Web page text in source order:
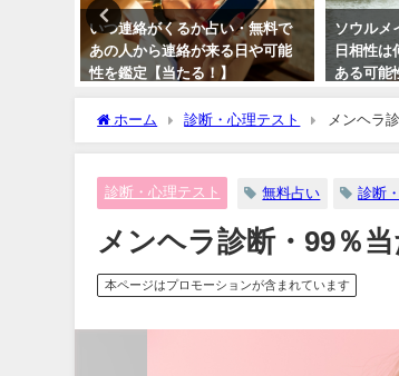
いつ連絡がくるか占い・無料で
あの人から連絡が来る日や可能
性を鑑定【当たる！】
ソウルメ
日相性は
ある可能
版】
ホーム
診断・心理テスト メンヘラ
診断・心理テスト 無料占い 診断
メンヘラ診断・99％
本ページはプロモーションが含まれています